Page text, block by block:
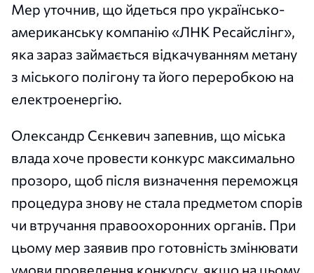
Мер уточнив, що йдеться про українсько-
американську компанію «ЛНК Ресайслінг»,
яка зараз займається відкачуванням метану
з міського полігону та його переробкою на
електроенергію.
Олександр Сєнкевич запевнив, що міська
влада хоче провести конкурс максимально
прозоро, щоб після визначення переможця
процедура знову не стала предметом спорів
чи втручання правоохоронних органів. При
цьому мер заявив про готовність змінювати